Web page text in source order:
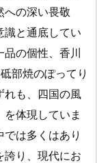
への深い畏敬
識と通底してい
品の個性、香川
部焼のぽってり
も、四国の風
体現していま
は多くはあり
誇り、現代にお